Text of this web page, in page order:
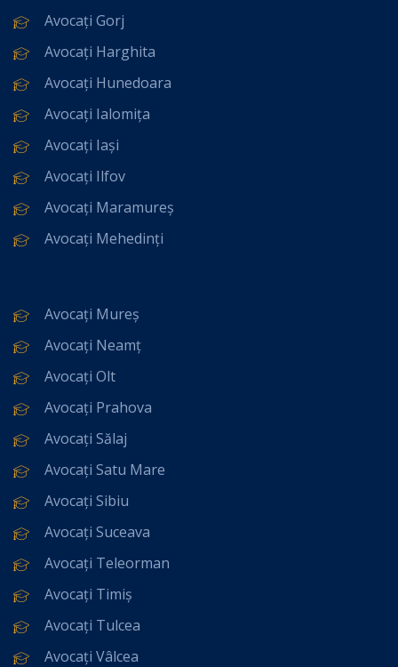
Avocați Gorj
Avocați Harghita
Avocați Hunedoara
Avocați Ialomița
Avocați Iași
Avocați Ilfov
Avocați Maramureș
Avocați Mehedinți
Avocați Mureș
Avocați Neamț
Avocați Olt
Avocați Prahova
Avocați Sălaj
Avocați Satu Mare
Avocați Sibiu
Avocați Suceava
Avocați Teleorman
Avocați Timiș
Avocați Tulcea
Avocați Vâlcea